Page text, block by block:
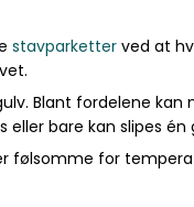
stavparketter ved at
Blant fordelene
bare kan slipes
følsomme for